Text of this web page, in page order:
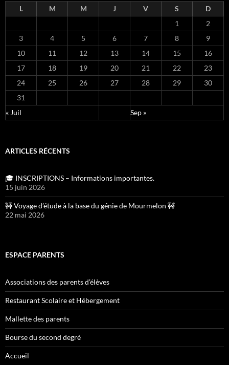
L M M J V S
D
1
2
3
4 5 6 7 8
9
10
11 12 13 14 15
16
17
18 19 20 21 22
23
24
25 26 27 28 29
30
31
« Juil
Sep »
ARTICLES RÉCENTS
🎓 INSCRIPTIONS – Informations importantes.
15 juin 2026
🚧 Voyage d’étude à la base du génie de Mourmelon 🚧
22 mai 2026
ESPACE PARENTS
Associations des parents d’élèves
Restaurant Scolaire et Hébergement
Mallette des parents
Bourse du second degré
Accueil